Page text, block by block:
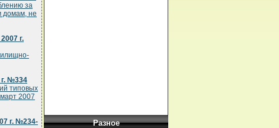
за
домам, не
г.
г. №334
типовых
2007
г. №234-
Разное